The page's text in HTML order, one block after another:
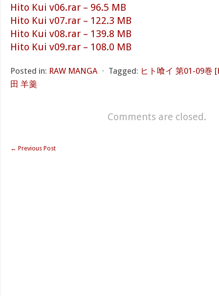
Hito Kui v06.rar – 96.5 MB
Hito Kui v07.rar – 122.3 MB
Hito Kui v08.rar – 139.8 MB
Hito Kui v09.rar – 108.0 MB
Posted in: RAW MANGA ⋅ Tagged: ヒト喰イ 第01-09巻
田 羊羹
Comments are closed.
← Previous Post